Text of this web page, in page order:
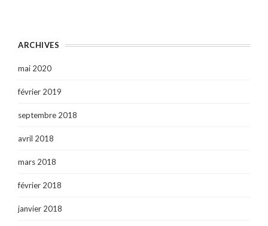
ARCHIVES
mai 2020
février 2019
septembre 2018
avril 2018
mars 2018
février 2018
janvier 2018